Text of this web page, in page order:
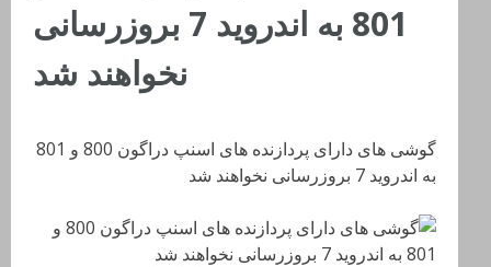
801 به اندروید 7 بروزرسانی
نخواهند شد
گوشی های دارای پردازنده های اسنپ دراگون 800 و 801
به اندروید 7 بروزرسانی نخواهند شد